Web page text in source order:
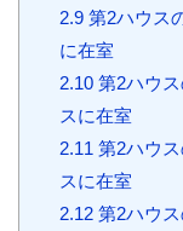
2.9第2ハウス
に在室
2.10第2ハウス
スに在室
2.11 第2ハウ
スに在室
2.12第2ハウス